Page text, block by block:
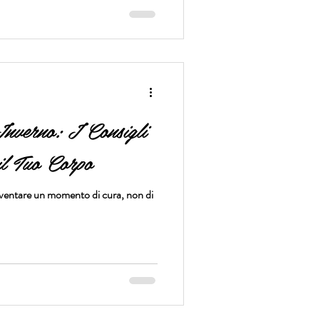
I Consigli
Tuo Corpo
un momento di cura, non di